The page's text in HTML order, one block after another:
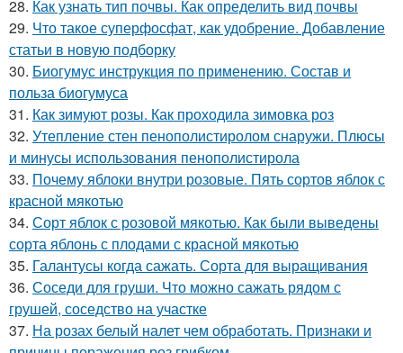
28. Как узнать тип почвы. Как определить вид почвы
29. Что такое суперфосфат, как удобрение. Добавление
статьи в новую подборку
30. Биогумус инструкция по применению. Состав и
польза биогумуса
31. Как зимуют розы. Как проходила зимовка роз
32. Утепление стен пенополистиролом снаружи. Плюсы
и минусы использования пенополистирола
33. Почему яблоки внутри розовые. Пять сортов яблок с
красной мякотью
34. Сорт яблок с розовой мякотью. Как были выведены
сорта яблонь с плодами с красной мякотью
35. Галантусы когда сажать. Сорта для выращивания
36. Соседи для груши. Что можно сажать рядом с
грушей, соседство на участке
37. На розах белый налет чем обработать. Признаки и